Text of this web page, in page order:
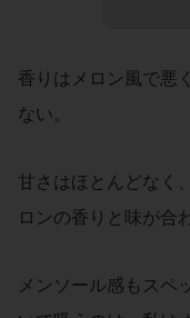
香りはメロン風で悪
ない。
甘さはほとんどなく
ロンの香りと味が合
メンソール感もスペ